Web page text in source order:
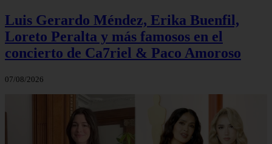
Luis Gerardo Méndez, Erika Buenfil,
Loreto Peralta y más famosos en el
concierto de Ca7riel & Paco Amoroso
07/08/2026